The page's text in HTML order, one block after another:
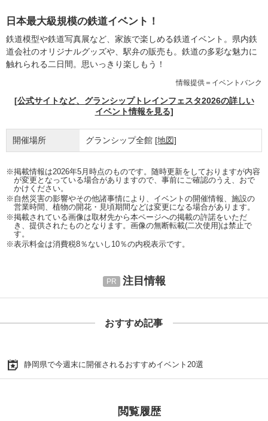
日本最大級規模の鉄道イベント！
鉄道模型や鉄道写真展など、家族で楽しめる鉄道イベント。県内鉄
道会社のオリジナルグッズや、駅弁の販売も。鉄道の多彩な魅力に
触れられる二日間。思いっきり楽しもう！
情報提供＝イベントバンク
[公式サイトなど、グランシップトレインフェスタ2026の詳しい
イベント情報を見る]
開催場所 グランシップ全館 [地図]
※掲載情報は2026年5月時点のものです。随時更新をしておりますが内容
が変更となっている場合がありますので、事前にご確認のうえ、おで
かけください。
※自然災害の影響やその他諸事情により、イベントの開催情報、施設の
営業時間、植物の開花・見頃期間などは変更になる場合があります。
※掲載されている画像は取材先から本ページへの掲載の許諾をいただ
き、提供されたものとなります。画像の無断転載(二次使用)は禁止で
す。
※表示料金は消費税8％ないし10％の内税表示です。
注目情報
おすすめ記事
静岡県で今週末に開催されるおすすめイベント20選
閲覧履歴